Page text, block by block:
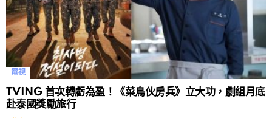
電視
TVING 首次轉虧為盈！《菜鳥伙房兵》立大功，劇組月底
赴泰國獎勵旅行